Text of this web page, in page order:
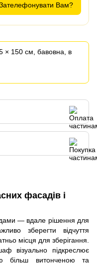
Вам?
× 150 см, бавовна, в
фасадів і
— вдале рішення для
зберегти відчуття
місця для зберігання.
візуально підкреслює
більш витонченою та